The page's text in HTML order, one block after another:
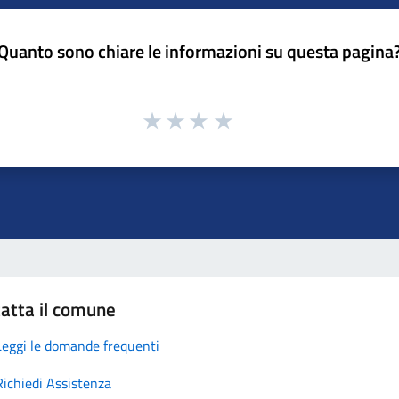
sono chiare le informazioni su questa
il comune
le domande frequenti
Assistenza